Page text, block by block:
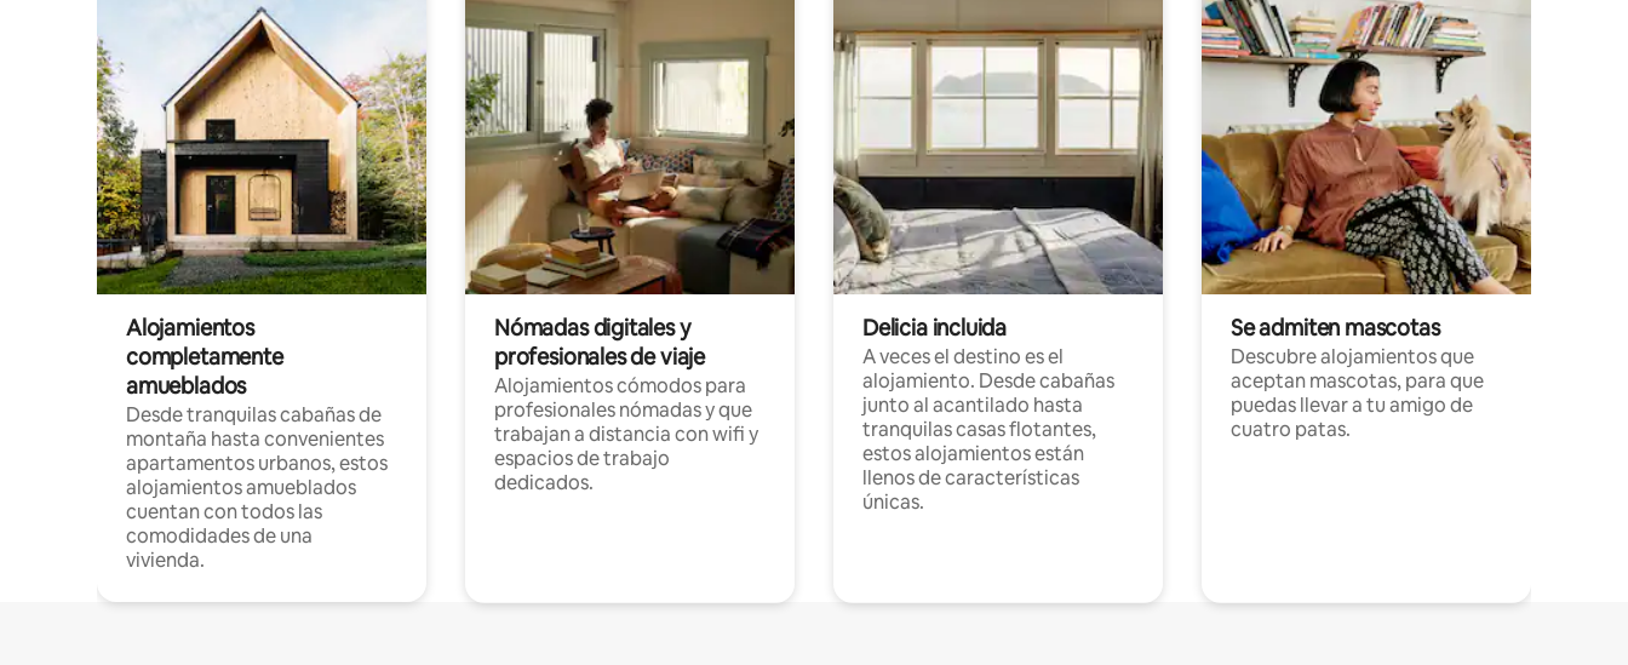
Alojamientos
completamente
amueblados
Desde tranquilas cabañas de
montaña hasta convenientes
apartamentos urbanos, estos
alojamientos amueblados
cuentan con todos las
comodidades de una
vivienda.
Nómadas digitales y
profesionales de viaje
Alojamientos cómodos para
profesionales nómadas y que
trabajan a distancia con wifi y
espacios de trabajo
dedicados.
Delicia incluida
A veces el destino es el
alojamiento. Desde cabañas
junto al acantilado hasta
tranquilas casas flotantes,
estos alojamientos están
llenos de características
únicas.
Se admiten mascotas
Descubre alojamientos que
aceptan mascotas, para que
puedas llevar a tu amigo de
cuatro patas.